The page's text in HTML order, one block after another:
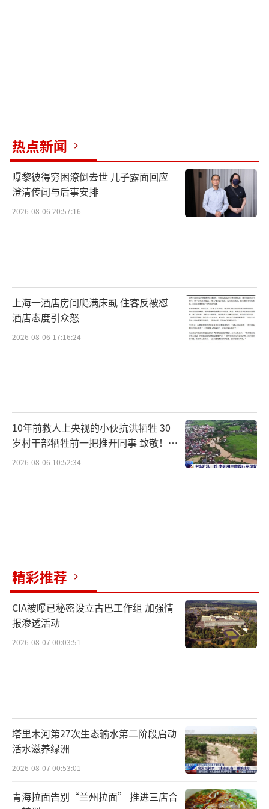
热点新闻
曝黎彼得穷困潦倒去世 儿子露面回应
澄清传闻与后事安排
2026-08-06 20:57:16
上海一酒店房间爬满床虱 住客反被怼
酒店态度引众怒
2026-08-06 17:16:24
10年前救人上央视的小伙抗洪牺牲 30
岁村干部牺牲前一把推开同事 致敬！送
别！
2026-08-06 10:52:34
精彩推荐
CIA被曝已秘密设立古巴工作组 加强情
报渗透活动
2026-08-07 00:03:51
塔里木河第27次生态输水第二阶段启动
活水滋养绿洲
2026-08-07 00:53:01
青海拉面告别“兰州拉面” 推进三店合